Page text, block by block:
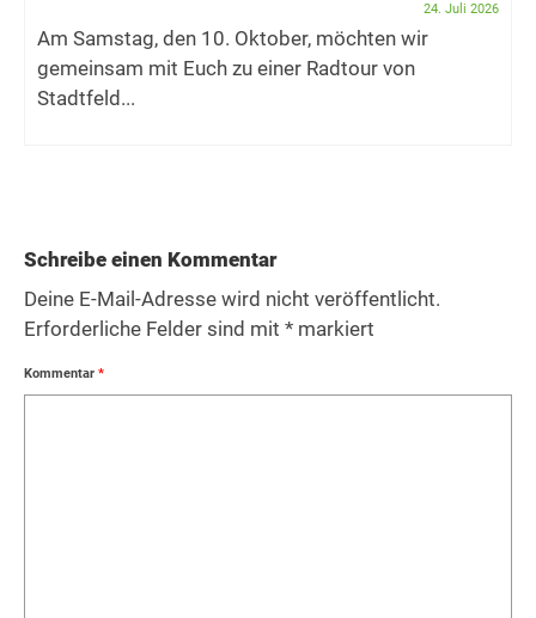
24. Juli 2026
Am Samstag, den 10. Oktober, möchten wir
gemeinsam mit Euch zu einer Radtour von
Stadtfeld...
Schreibe einen Kommentar
Deine E-Mail-Adresse wird nicht veröffentlicht.
Erforderliche Felder sind mit * markiert
Kommentar *